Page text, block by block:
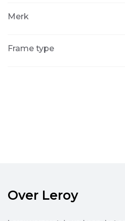
Merk
Frame type
Over Leroy